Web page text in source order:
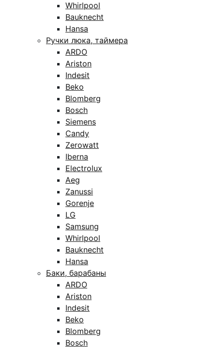
Whirlpool
Bauknecht
Hansa
Ручки люка, таймера
ARDO
Ariston
Indesit
Beko
Blomberg
Bosch
Siemens
Candy
Zerowatt
Iberna
Electrolux
Aeg
Zanussi
Gorenje
LG
Samsung
Whirlpool
Bauknecht
Hansa
Баки, барабаны
ARDO
Ariston
Indesit
Beko
Blomberg
Bosch